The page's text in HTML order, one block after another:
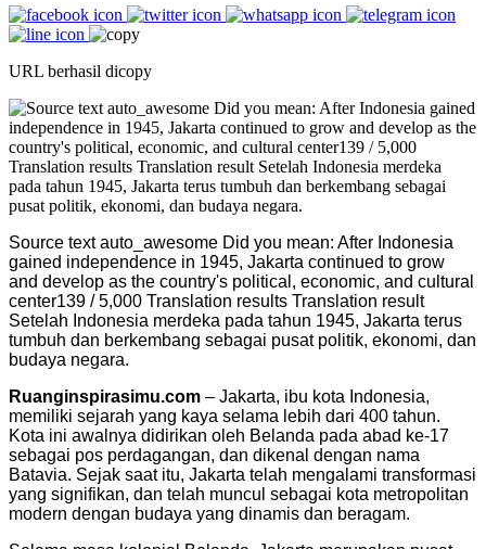
URL berhasil dicopy
Source text auto_awesome Did you mean: After Indonesia
gained independence in 1945, Jakarta continued to grow
and develop as the country's political, economic, and cultural
center ​ 139 / 5,000 Translation results Translation result
Setelah Indonesia merdeka pada tahun 1945, Jakarta terus
tumbuh dan berkembang sebagai pusat politik, ekonomi, dan
budaya negara.
Ruanginspirasimu.com – Jakarta, ibu kota Indonesia,
memiliki sejarah yang kaya selama lebih dari 400 tahun.
Kota ini awalnya didirikan oleh Belanda pada abad ke-17
sebagai pos perdagangan, dan dikenal dengan nama
Batavia. Sejak saat itu, Jakarta telah mengalami transformasi
yang signifikan, dan telah muncul sebagai kota metropolitan
modern dengan budaya yang dinamis dan beragam.